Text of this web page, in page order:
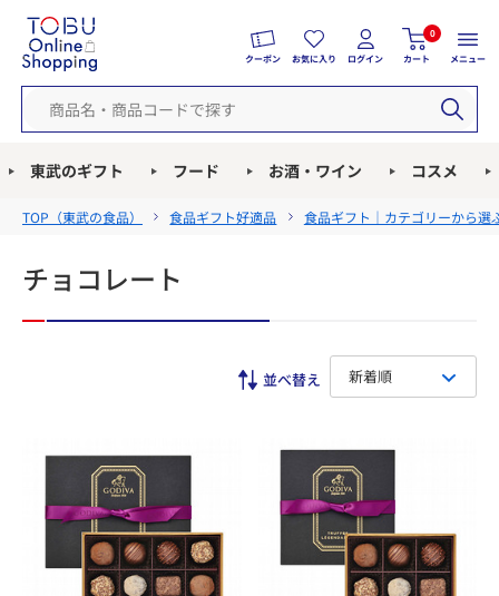
クーポン お気に入り ログイン
0
カート メニュー
東武のギフト フード お酒・ワイン コスメ
TOP（東武の食品） 食品ギフト好適品 食品ギフト｜カテゴリーから選
チョコレート
新着順